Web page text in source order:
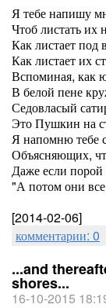
Я тебе напишу
Чтоб листать их
Как листает под
Как листает их
Вспоминая, как
В белой пене
Седовласый
Это Пушкин на
Я напомню тебе
Объясняющих,
Даже если порой
"А потом они
[2014-02-06]
комментарии: 0
...and
shores...
16-10-2015